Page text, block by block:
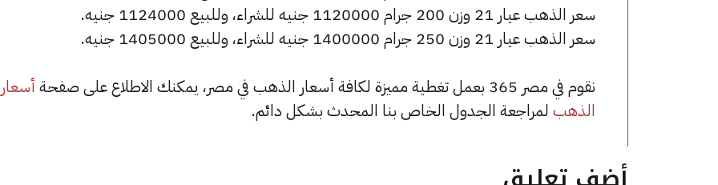
سعر الذهب عيار 21 وزن 200 جرام 1120000 جنيه للشراء، وللبيع 1124000 جنيه.
سعر الذهب عيار 21 وزن 250 جرام 1400000 جنيه للشراء، وللبيع 1405000 جنيه.
نقوم في مصر 365 بعمل تغطية مميزة لكافة أسعار الذهب في مصر، يمكنك الاطلاع على صفحة
أسعار
الذهب لمراجعة الجدول الخاص بنا المحدث بشكل دائم.